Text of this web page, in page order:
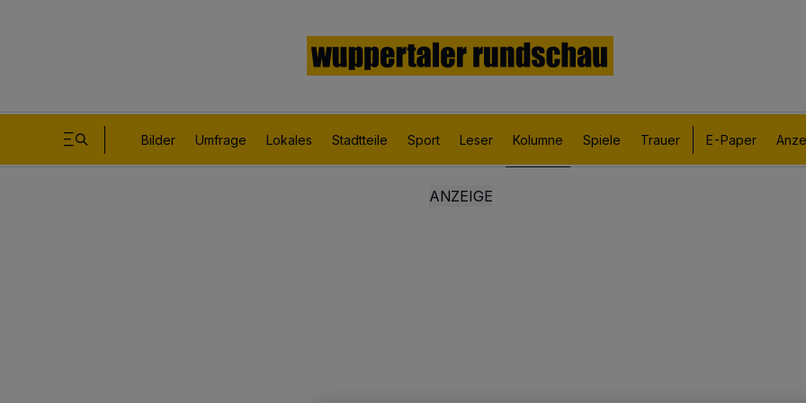
Bilder Umfrage Lokales Stadtteile Sport Leser Kolumne Spiele Trauer E-Paper